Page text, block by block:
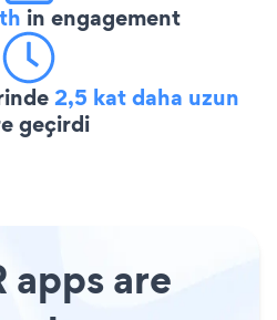
in engagement
2,5 kat daha uzun
geçirdi
apps are